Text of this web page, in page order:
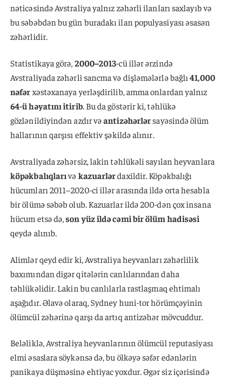
nəticəsində Avstraliya yalnız zəhərli ilanları saxlayıb və
bu səbəbdən bu gün buradakı ilan populyasiyası əsasən
zəhərlidir.
Statistikaya görə,2000–2013-cü illər ərzində
Avstraliyada zəhərli sancma və dişləmələrlə bağlı41,000
nəfərxəstəxanaya yerləşdirilib, amma onlardan yalnız
64-ü həyatını itirib. Bu da göstərir ki, təhlükə
gözlənildiyindən azdır vəantizəhərlərsayəsində ölüm
hallarının qarşısı effektiv şəkildə alınır.
Avstraliyada zəhərsiz, lakin təhlükəli sayılan heyvanlara
köpəkbalıqlarıvə kazuarlərdaxildir. Köpəkbalığı
hücumları 2011–2020-ci illər arasında ildə orta hesabla
bir ölümə səbəb olub. Kazuarlar ildə 200-dən çox insana
hücum etsə də,son yüz ildə cəmi bir ölüm hadisəsi
qeydə alınıb.
Alimlər qeyd edir ki, Avstraliya heyvanları zəhərlilik
baxımından digər qitələrin canlılarından daha
təhlükəlidir. Lakin bu canlılarla rastlaşmaq ehtimalı
aşağıdır. Əlavə olaraq, Sydney huni-tor hörümçəyinin
ölümcül zəhərinə qarşı da artıq antizəhər mövcuddur.
Beləliklə, Avstraliya heyvanlarının ölümcül reputasiyası
elmi əsaslara söykənsə də, bu ölkəyə səfər edənlərin
panikaya düşməsinə ehtiyac yoxdur. Əgər siz içərisində